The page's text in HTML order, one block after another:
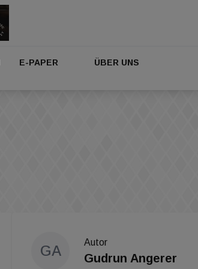
E-PAPER ÜBER UNS
GA
Autor
Gudrun Angerer